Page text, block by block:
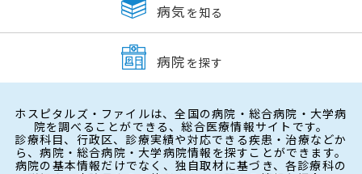
病気 を知る
病院 を探す
ホスピタルズ・ファイルは、全国の病院・総合病院・大学病
院を調べることができる、総合医療情報サイトです。
診療科目、行政区、診療実績や対応できる疾患・治療などか
ら、病院・総合病院・大学病院情報を探すことができます。
病院の基本情報だけでなく、独自取材に基づき、各診療科の